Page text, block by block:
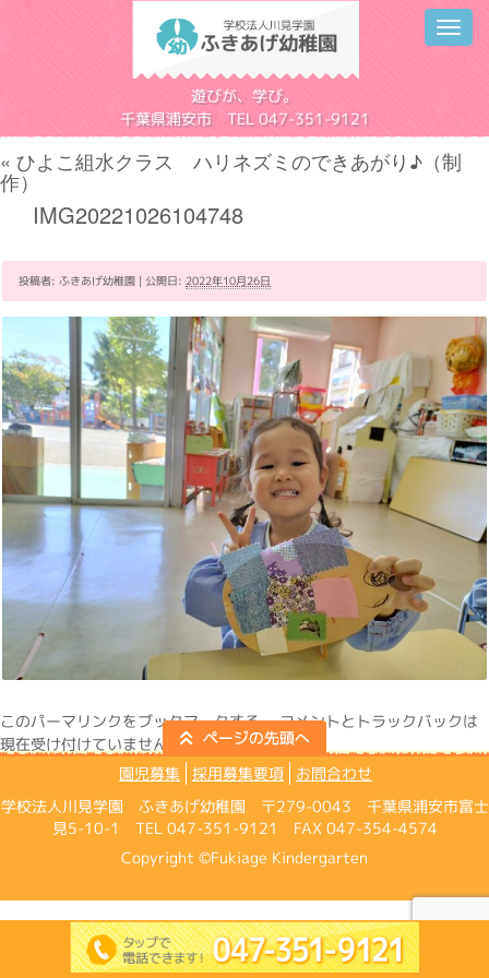
遊びが、学び。
千葉県浦安市 TEL 047-351-9121
« ひよこ組水クラス ハリネズミのできあがり♪（制
作）
IMG20221026104748
投稿者: ふきあげ幼稚園 | 公開日: 2022年10月26日
このパーマリンクをブックマークする。 コメントとトラックバックは
現在受け付けていません。
園児募集
採用募集要項
お問合わせ
学校法人川見学園 ふきあげ幼稚園 〒279-0043 千葉県浦安市富士
見5-10-1 TEL 047-351-9121 FAX 047-354-4574
Copyright ©Fukiage Kindergarten